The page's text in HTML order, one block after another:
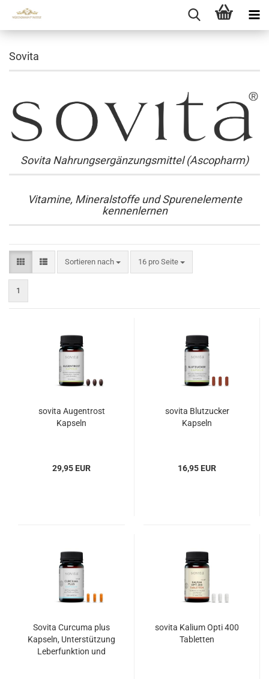
Sovita
Sovita Nahrungsergänzungsmittel (Ascopharm)
Vitamine, Mineralstoffe und Spurenelemente
kennenlernen
Sortieren nach
Sortieren nach 16 pro Seite
pro Seite
1
sovita Augentrost
Kapseln
29,95 EUR
sovita Blutzucker
Kapseln
16,95 EUR
Sovita Curcuma plus
Kapseln, Unterstützung
Leberfunktion und
sovita Kalium Opti 400
Tabletten